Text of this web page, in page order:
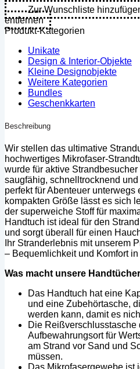
Rosa
Sonnenbrille
Zur Wunschliste
entfernen
Produkt-Kategorien
Unikate
Design & Interior-Objekte
Kleine Designobjekte
Weitere Kategorien
Bundles
Geschenkkarten
Beschreibung
Wir stellen das ultimative
hochwertiges Mikrofaser-
wurde für aktive
saugfähig, schnelltrocknend
perfekt für Abenteuer unterwegs
kompakten Größe lässt es sich
der superweiche Stoff für
Handtuch ist ideal für den
und sorgt überall für einen
Ihr Stranderlebnis mit unserem
– Bequemlichkeit und Komfort
Was macht unsere
Das Handtuch hat eine
und eine Zubehörtasche,
werden kann, damit es
Die Reißverschlusstasche
Aufbewahrungsort für
am Strand vor Sand und
müssen.
Das Mikrofasergewebe ist